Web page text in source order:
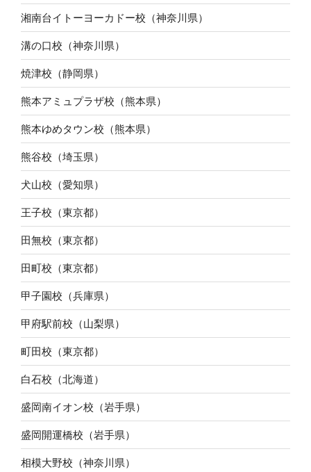
湘南台イトーヨーカドー校（神奈川県）
溝の口校（神奈川県）
焼津校（静岡県）
熊本アミュプラザ校（熊本県）
熊本ゆめタウン校（熊本県）
熊谷校（埼玉県）
犬山校（愛知県）
王子校（東京都）
田無校（東京都）
田町校（東京都）
甲子園校（兵庫県）
甲府駅前校（山梨県）
町田校（東京都）
白石校（北海道）
盛岡南イオン校（岩手県）
盛岡開運橋校（岩手県）
相模大野校（神奈川県）